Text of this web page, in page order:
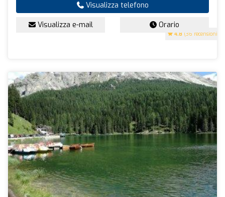
4.8 (36 recensioni)
Visualizza telefono
Visualizza e-mail Orario